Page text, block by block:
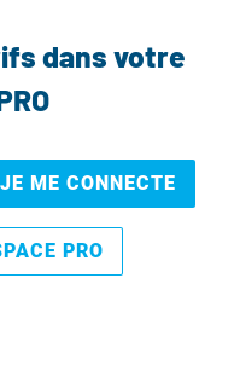
dans votre
ME CONNECTE
PRO